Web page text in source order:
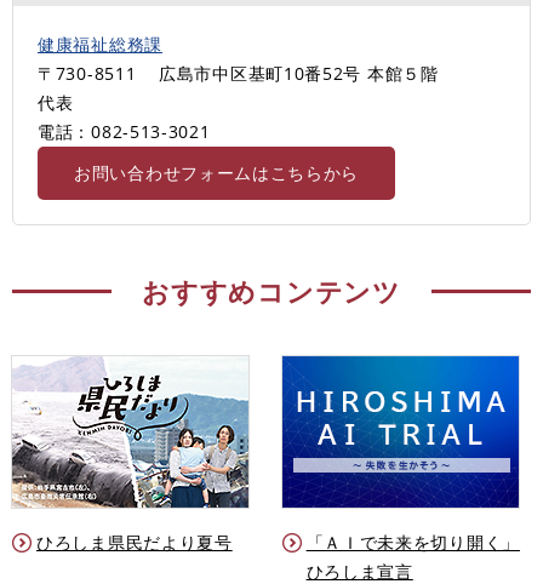
健康福祉総務課
〒730-8511
広島市中区基町10番52号 本館５階
代表
電話：082-513‐3021
お問い合わせフォームはこちらから
おすすめコンテンツ
ひろしま県民だより夏号
「ＡＩで未来を切り開く」
ひろしま宣言